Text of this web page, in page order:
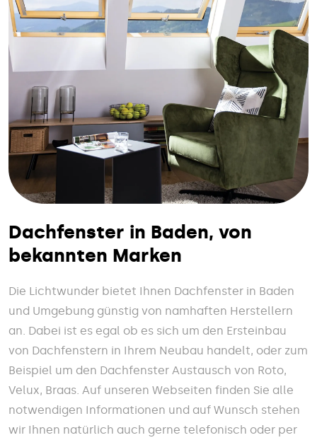
Dachfenster in Baden, von
bekannten Marken
Die Lichtwunder bietet Ihnen Dachfenster in Baden
und Umgebung günstig von namhaften Herstellern
an. Dabei ist es egal ob es sich um den Ersteinbau
von Dachfenstern in Ihrem Neubau handelt, oder zum
Beispiel um den Dachfenster Austausch von Roto,
Velux, Braas. Auf unseren Webseiten finden Sie alle
notwendigen Informationen und auf Wunsch stehen
wir Ihnen natürlich auch gerne telefonisch oder per